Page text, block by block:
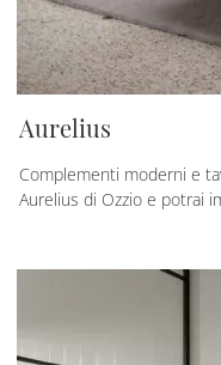
Aurelius
Complementi moderni e
Aurelius di Ozzio e potrai